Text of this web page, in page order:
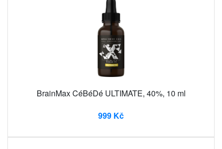
BrainMax CéBéDé ULTIMATE, 40%, 10 ml
999 Kč